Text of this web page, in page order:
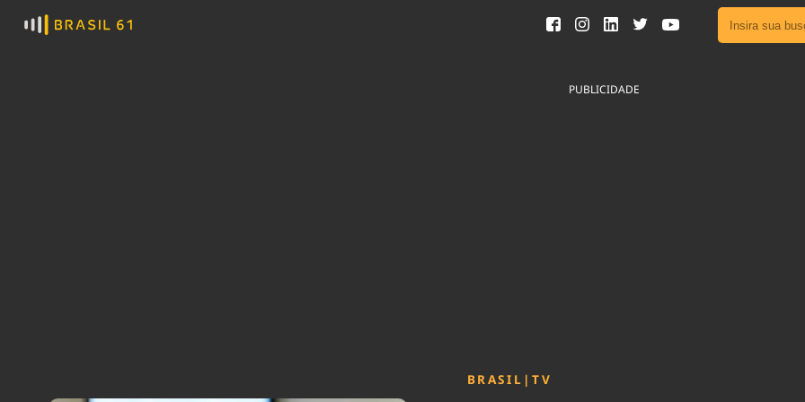
Ver
PUBLICIDADE
BRASIL |TV